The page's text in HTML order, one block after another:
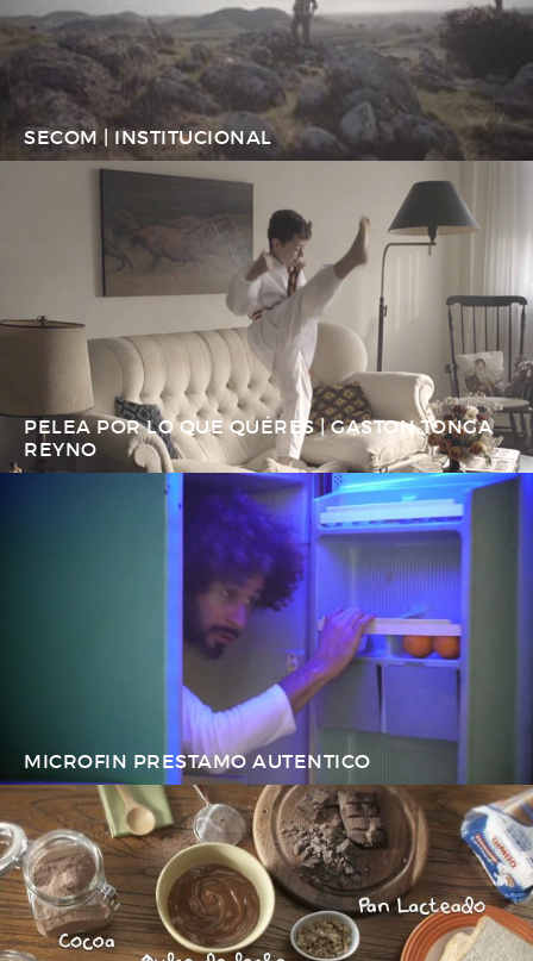
SECOM | INSTITUCIONAL
PELEA POR LO QUE QUÉRES | GASTON TONGA
REYNO
MICROFIN PRESTAMO AUTENTICO